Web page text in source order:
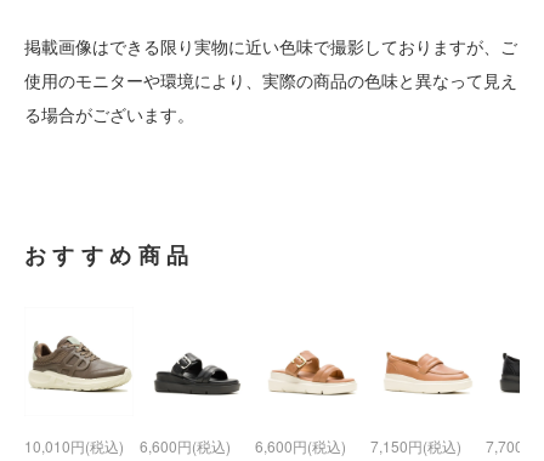
掲載画像はできる限り実物に近い色味で撮影しておりますが、ご
使用のモニターや環境により、実際の商品の色味と異なって見え
る場合がございます。
おすすめ商品
10,010円(税込) 6,600円(税込) 6,600円(税込) 7,150円(税込) 7,700円